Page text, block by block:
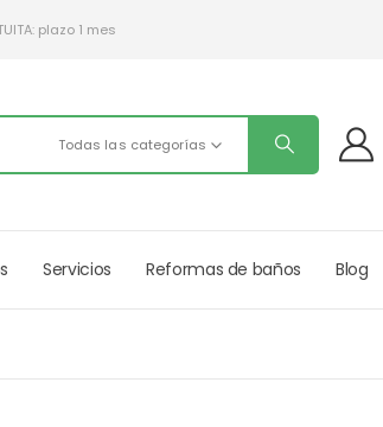
plazo 1 mes
Todas las categorías
Servicios Reformas de baños Blog